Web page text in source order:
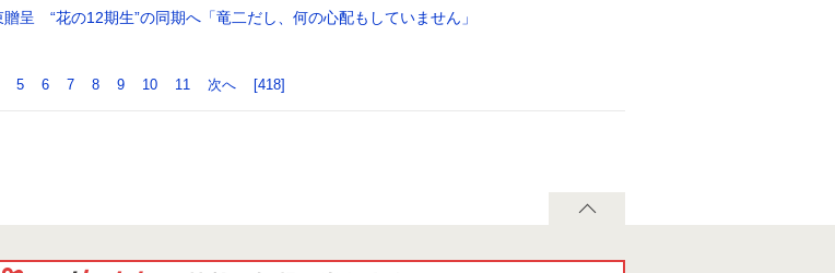
呈 “花の12期生”の同期へ「竜二だし、何の心配もしていません」
5 6 7 8 9 10 11 次へ [418]